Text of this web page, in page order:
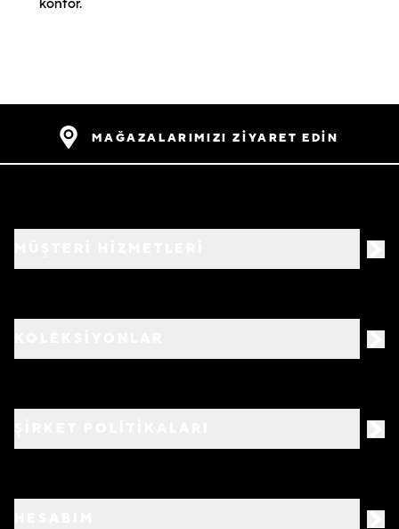
konfor.
MAĞAZALARIMIZI ZİYARET EDİN